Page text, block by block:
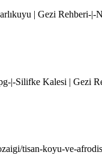
| Gezi Rehberi-|-
|-Silifke Kalesi | Gezi
tisan-koyu-ve-